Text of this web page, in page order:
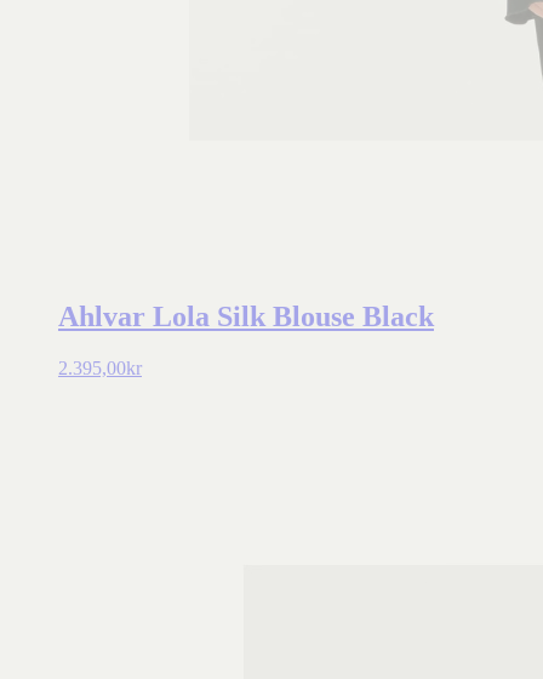
Ahlvar Lola Silk Blouse Black
2.395,00kr